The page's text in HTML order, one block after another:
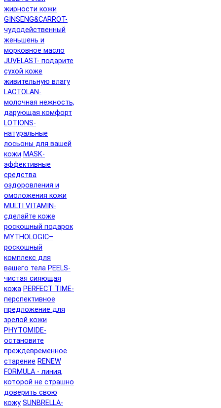
жирности кожи
GINSENG&CARROT-
чудодейственный
женьшень и
морковное масло
JUVELAST- подарите
сухой коже
живительную влагу
LACTOLAN-
молочная нежность,
дарующая комфорт
LOTIONS-
натуральные
лосьоны для вашей
кожи MASK-
эффективные
средства
оздоровления и
омоложения кожи
MULTI VITAMIN-
сделайте коже
роскошный подарок
MYTHOLOGIC–
роскошный
комплекс для
вашего тела PEELS-
чистая сияющая
кожа PERFECT TIME-
перспективное
предложение для
зрелой кожи
PHYTOMIDE-
остановите
преждевременное
старение RENEW
FORMULA - линия,
которой не страшно
доверить свою
кожу SUNBRELLA-